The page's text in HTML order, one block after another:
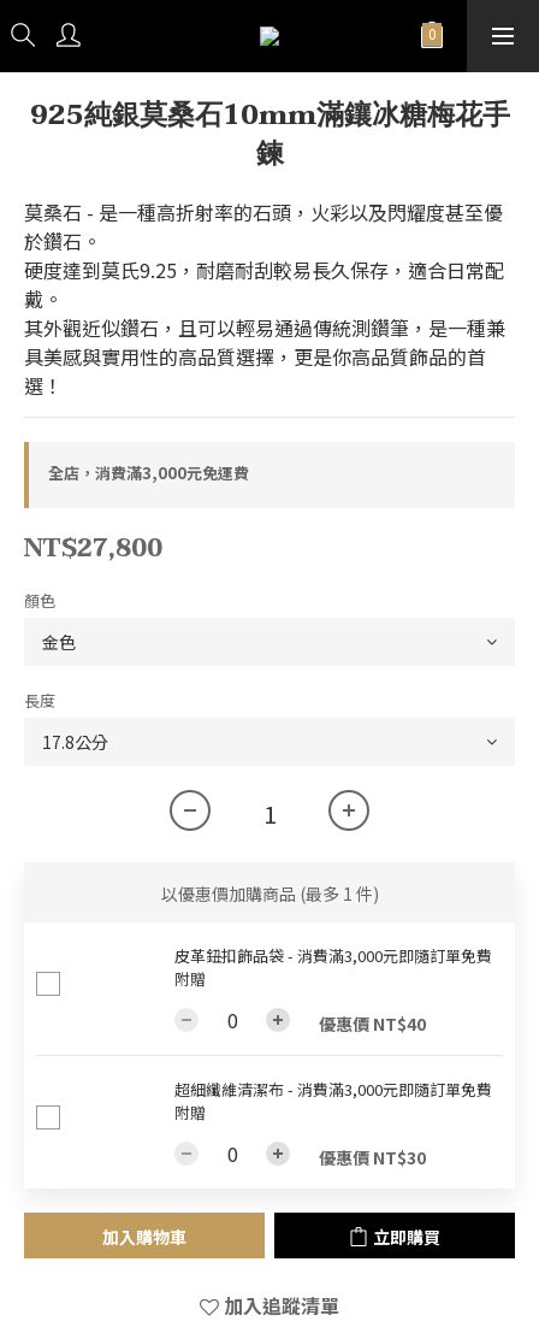
925純銀莫桑石10mm滿鑲冰糖梅花手
鍊
莫桑石 - 是一種高折射率的石頭，火彩以及閃耀度甚至優
於鑽石。
硬度達到莫氏9.25，耐磨耐刮較易長久保存，適合日常配
戴。
其外觀近似鑽石，且可以輕易通過傳統測鑽筆，是一種兼
具美感與實用性的高品質選擇，更是你高品質飾品的首
選！
全店，消費滿3,000元免運費
NT$27,800
顏色
長度
以優惠價加購商品 (最多 1 件)
皮革鈕扣飾品袋 - 消費滿3,000元即隨訂單免費
附贈
優惠價 NT$40
超細纖維清潔布 - 消費滿3,000元即隨訂單免費
附贈
優惠價 NT$30
加入購物車 立即購買
加入追蹤清單